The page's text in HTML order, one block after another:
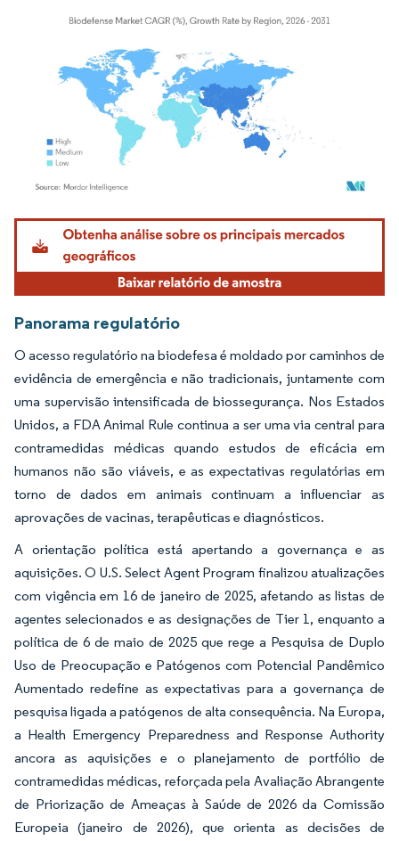
Imagem © Mordor Intelligence. O reuso requer atribuição conforme CC BY 4.0.
Panorama regulatório
O acesso regulatório na biodefesa é moldado por caminhos de
evidência de emergência e não tradicionais, juntamente com
uma supervisão intensificada de biossegurança. Nos Estados
Unidos, a FDA Animal Rule continua a ser uma via central para
contramedidas médicas quando estudos de eficácia em
humanos não são viáveis, e as expectativas regulatórias em
torno de dados em animais continuam a influenciar as
aprovações de vacinas, terapêuticas e diagnósticos.
A orientação política está apertando a governança e as
aquisições. O U.S. Select Agent Program finalizou atualizações
com vigência em 16 de janeiro de 2025, afetando as listas de
agentes selecionados e as designações de Tier 1, enquanto a
política de 6 de maio de 2025 que rege a Pesquisa de Duplo
Uso de Preocupação e Patógenos com Potencial Pandêmico
Aumentado redefine as expectativas para a governança de
pesquisa ligada a patógenos de alta consequência. Na Europa,
a Health Emergency Preparedness and Response Authority
ancora as aquisições e o planejamento de portfólio de
contramedidas médicas, reforçada pela Avaliação Abrangente
de Priorização de Ameaças à Saúde de 2026 da Comissão
Europeia (janeiro de 2026), que orienta as decisões de